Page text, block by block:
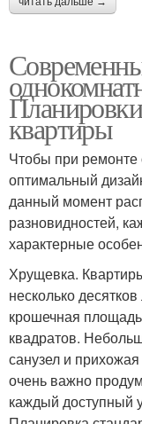
квартиры
Чтобы при ремонте
оптимальный
данный момент
разновидностей,
характерные
Хрущевка.
несколько
крошечная
квадратов.
санузел и
очень важно
каждый доступный